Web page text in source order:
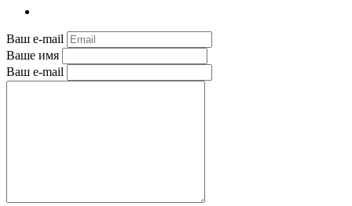
Ваш e-mail
Ваше имя
Ваш e-mail